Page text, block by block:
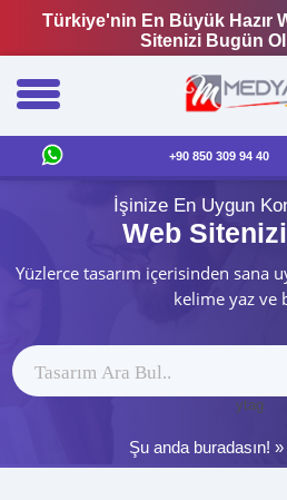
Türkiye'nin En Büyük Hazır
Sitenizi Bugün
+90 850 309 94 40
İşinize En Uygun
Web
Yüzlerce tasarım içerisinden sana
kelime yaz ve
ytag
Şu anda buradasın! »